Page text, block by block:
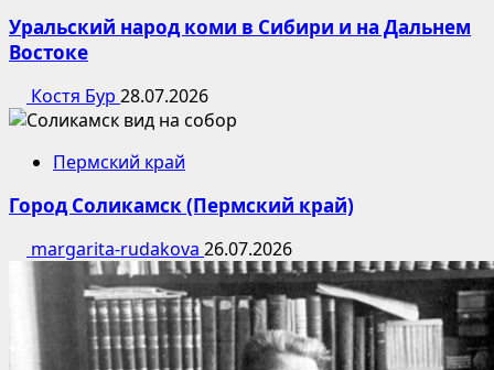
Уральский народ коми в Сибири и на Дальнем
Востоке
Костя Бур 28.07.2026
Пермский край
Город Соликамск (Пермский край)
margarita-rudakova 26.07.2026